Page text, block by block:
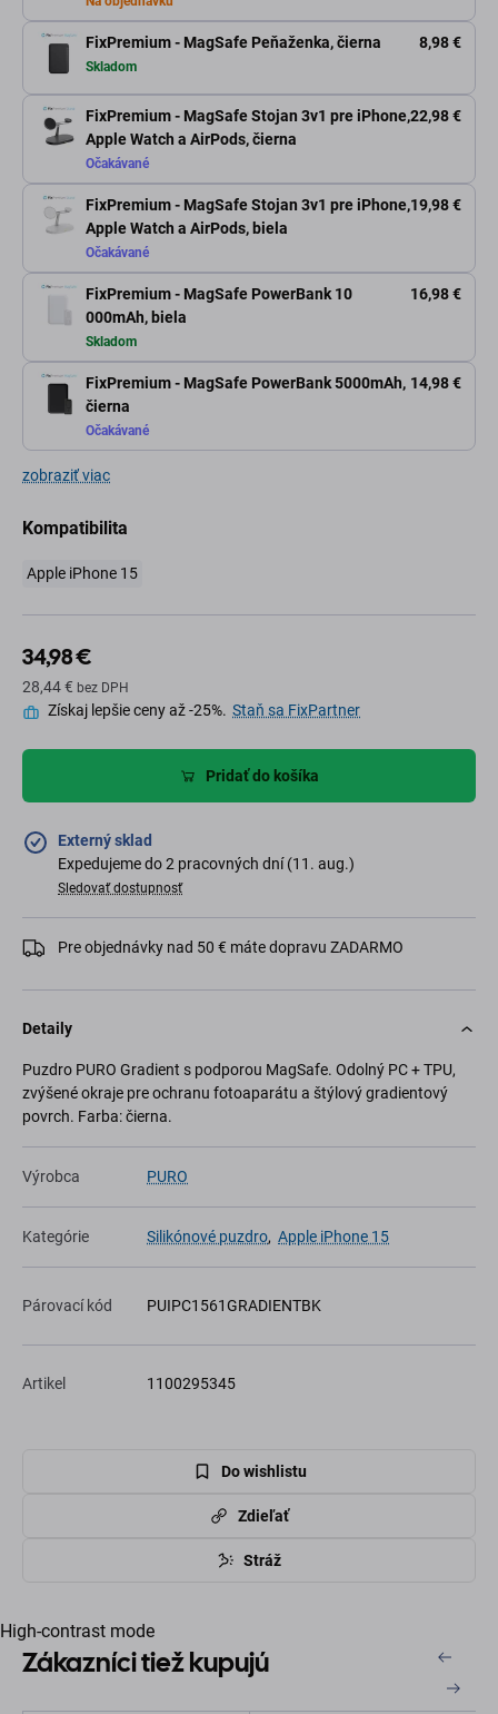
FixPremium - MagSafe Peňaženka, čierna 8,98 €
Skladom
FixPremium - MagSafe Stojan 3v1 pre iPhone,
Apple Watch a AirPods, čierna
22,98 €
Očakávané
FixPremium - MagSafe Stojan 3v1 pre iPhone,
Apple Watch a AirPods, biela
19,98 €
Očakávané
FixPremium - MagSafe PowerBank 10
000mAh, biela
16,98 €
Skladom
FixPremium - MagSafe PowerBank 5000mAh,
čierna
14,98 €
Očakávané
zobraziť viac
Kompatibilita
Apple iPhone 15
34,98 €
28,44 € bez DPH
Získaj lepšie ceny až -25%. Staň sa FixPartner
Pridať do košíka
Externý sklad
Expedujeme do 2 pracovných dní (11. aug.)
Sledovať dostupnosť
Pre objednávky nad 50 € máte dopravu ZADARMO
Detaily
Puzdro PURO Gradient s podporou MagSafe. Odolný PC + TPU,
zvýšené okraje pre ochranu fotoaparátu a štýlový gradientový
povrch. Farba: čierna.
Výrobca PURO
Kategórie Silikónové puzdro, Apple iPhone 15
Párovací kód PUIPC1561GRADIENTBK
Artikel 1100295345
Do wishlistu
Zdieľať
Stráž
High-contrast mode
Zákazníci tiež kupujú